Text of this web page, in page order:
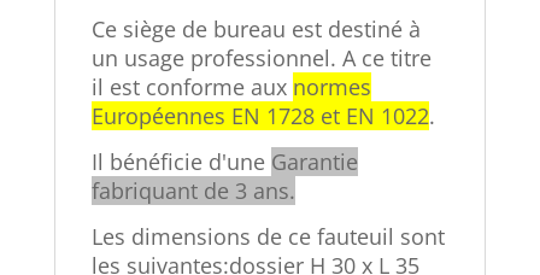
Ce siège de bureau est destiné à
un usage professionnel. A ce titre
il est conforme aux normes
Européennes EN 1728 et EN 1022.
Il bénéficie d'une Garantie
fabriquant de 3 ans.
Les dimensions de ce fauteuil sont
les suivantes:dossier H 30 x L 35